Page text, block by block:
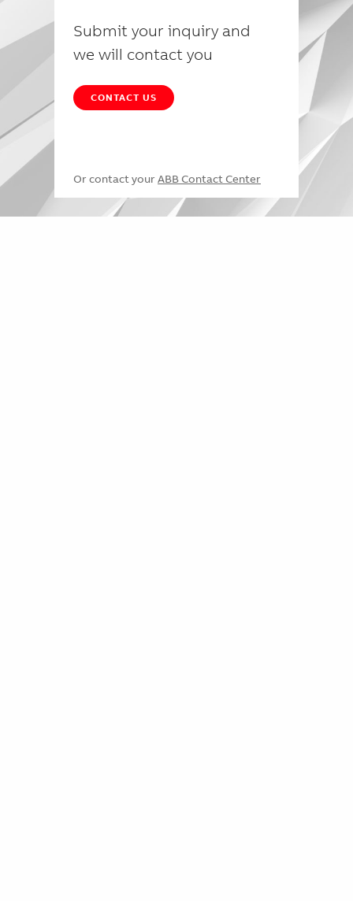
Submit your inquiry and
we will contact you
CONTACT US
Or contact your ABB Contact Center